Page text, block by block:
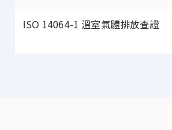
ISO 14064-1 溫室氣體排放查證